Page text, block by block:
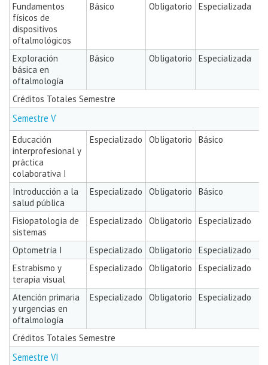
Fundamentos
físicos de
dispositivos
oftalmológicos
Básico Obligatorio Especializada
Exploración
básica en
oftalmología
Básico Obligatorio Especializada
Créditos Totales Semestre
Semestre V
Educación
interprofesional y
práctica
colaborativa I
Especializado Obligatorio Básico
Introducción a la
salud pública
Especializado Obligatorio Básico
Fisiopatología de
sistemas
Especializado Obligatorio Especializado
Optometría I Especializado Obligatorio Especializado
Estrabismo y
terapia visual
Especializado Obligatorio Especializado
Atención primaria
y urgencias en
oftalmología
Especializado Obligatorio Especializado
Créditos Totales Semestre
Semestre VI